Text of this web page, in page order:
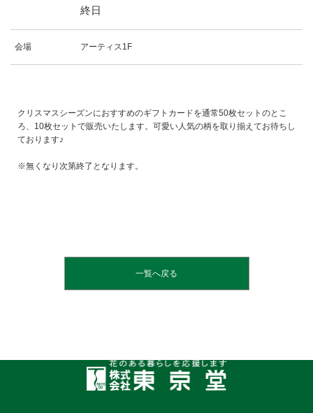
終日
会場 アーティス1F
クリスマスシーズンにおすすめのギフトカードを通常50枚セットのとこ
ろ、10枚セットで販売いたします。可愛い人気の柄を取り揃えてお待ちし
ております♪
※無くなり次第終了となります。
一覧へ戻る